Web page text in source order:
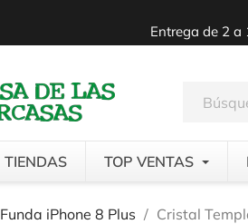
Entrega de 2 a
TIENDAS TOP VENTAS
Funda iPhone 8 Plus Cristal